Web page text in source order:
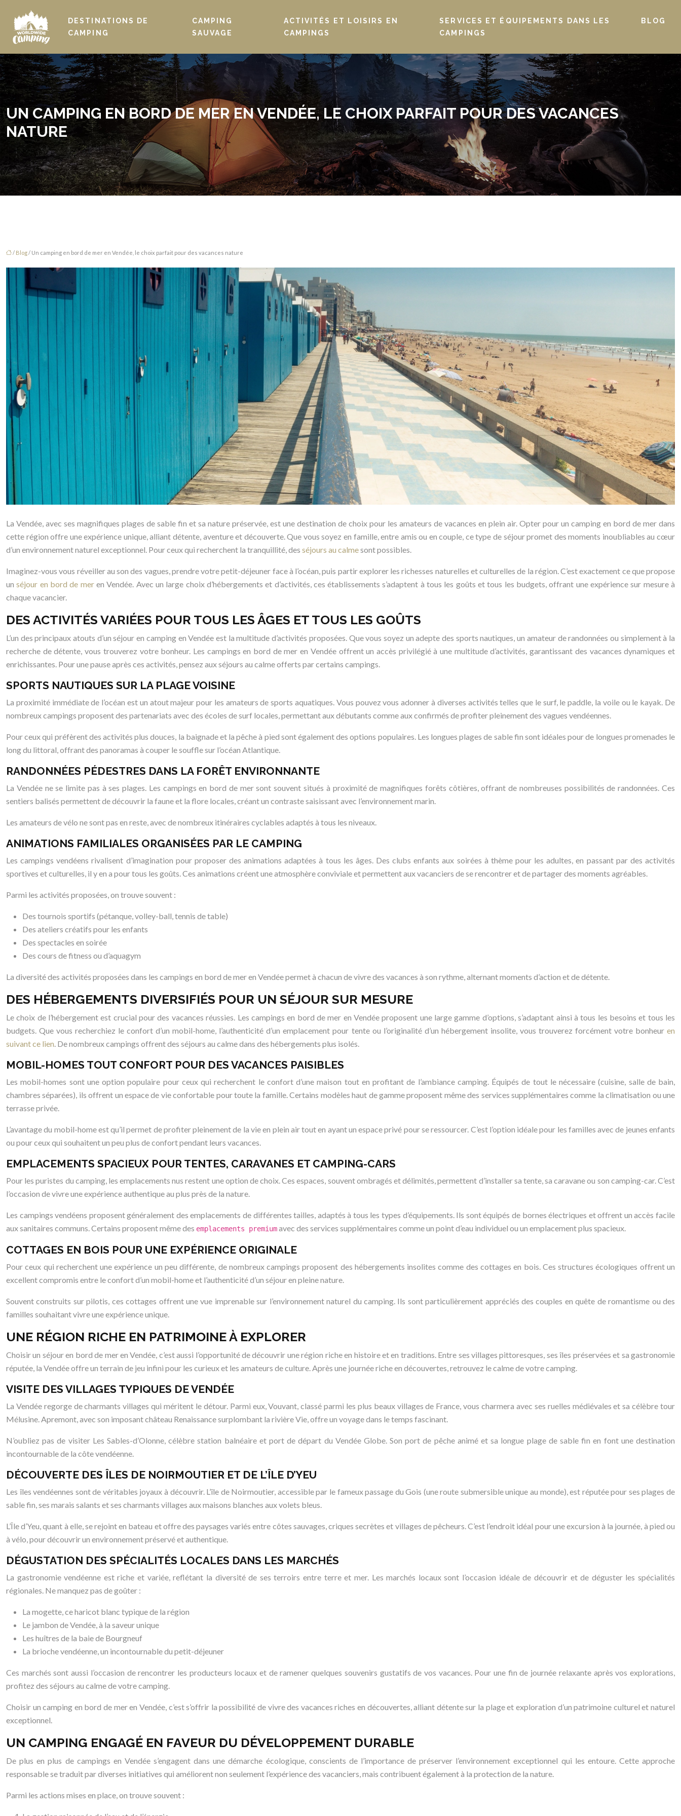
DESTINATIONS DE
CAMPING
CAMPING
SAUVAGE
ACTIVITÉS ET LOISIRS EN
CAMPINGS
SERVICES ET ÉQUIPEMENTS DANS LES
CAMPINGS
BLOG
UN CAMPING EN BORD DE MER EN VENDÉE, LE CHOIX PARFAIT POUR DES VACANCES
NATURE
/ Blog/ Un camping en bord de mer en Vendée, le choix parfait pour des vacances nature
La Vendée, avec ses magnifiques plages de sable fin et sa nature préservée, est une destination de choix pour les amateurs de vacances en plein air. Opter pour un camping en bord de mer dans
cette région offre une expérience unique, alliant détente, aventure et découverte. Que vous soyez en famille, entre amis ou en couple, ce type de séjour promet des moments inoubliables au cœur
d’un environnement naturel exceptionnel. Pour ceux qui recherchent la tranquillité, des séjours au calmesont possibles.
Imaginez-vous vous réveiller au son des vagues, prendre votre petit-déjeuner face à l’océan, puis partir explorer les richesses naturelles et culturelles de la région. C’est exactement ce que propose
unséjour en bord de meren Vendée. Avec un large choix d’hébergements et d’activités, ces établissements s’adaptent à tous les goûts et tous les budgets, offrant une expérience sur mesure à
chaque vacancier.
DES ACTIVITÉS VARIÉES POUR TOUS LES ÂGES ET TOUS LES GOÛTS
L’un des principaux atouts d’un séjour en camping en Vendée est la multitude d’activités proposées. Que vous soyez un adepte des sports nautiques, un amateur de randonnées ou simplement à la
recherche de détente, vous trouverez votre bonheur. Les campings en bord de mer en Vendée offrent un accès privilégié à une multitude d’activités, garantissant des vacances dynamiques et
enrichissantes. Pour une pause après ces activités, pensez aux séjours au calme offerts par certains campings.
SPORTS NAUTIQUES SUR LA PLAGE VOISINE
La proximité immédiate de l’océan est un atout majeur pour les amateurs de sports aquatiques. Vous pouvez vous adonner à diverses activités telles que le surf, le paddle, la voile ou le kayak. De
nombreux campings proposent des partenariats avec des écoles de surf locales, permettant aux débutants comme aux confirmés de profiter pleinement des vagues vendéennes.
Pour ceux qui préfèrent des activités plus douces, la baignade et la pêche à pied sont également des options populaires. Les longues plages de sable fin sont idéales pour de longues promenades le
long du littoral, offrant des panoramas à couper le souffle sur l’océan Atlantique.
RANDONNÉES PÉDESTRES DANS LA FORÊT ENVIRONNANTE
La Vendée ne se limite pas à ses plages. Les campings en bord de mer sont souvent situés à proximité de magnifiques forêts côtières, offrant de nombreuses possibilités de randonnées. Ces
sentiers balisés permettent de découvrir la faune et la flore locales, créant un contraste saisissant avec l’environnement marin.
Les amateurs de vélo ne sont pas en reste, avec de nombreux itinéraires cyclables adaptés à tous les niveaux.
ANIMATIONS FAMILIALES ORGANISÉES PAR LE CAMPING
Les campings vendéens rivalisent d’imagination pour proposer des animations adaptées à tous les âges. Des clubs enfants aux soirées à thème pour les adultes, en passant par des activités
sportives et culturelles, il y en a pour tous les goûts. Ces animations créent une atmosphère conviviale et permettent aux vacanciers de se rencontrer et de partager des moments agréables.
Parmi les activités proposées, on trouve souvent :
Des tournois sportifs (pétanque, volley-ball, tennis de table)
Des ateliers créatifs pour les enfants
Des spectacles en soirée
Des cours de fitness ou d’aquagym
La diversité des activités proposées dans les campings en bord de mer en Vendée permet à chacun de vivre des vacances à son rythme, alternant moments d’action et de détente.
DES HÉBERGEMENTS DIVERSIFIÉS POUR UN SÉJOUR SUR MESURE
Le choix de l’hébergement est crucial pour des vacances réussies. Les campings en bord de mer en Vendée proposent une large gamme d’options, s’adaptant ainsi à tous les besoins et tous les
budgets. Que vous recherchiez le confort d’un mobil-home, l’authenticité d’un emplacement pour tente ou l’originalité d’un hébergement insolite, vous trouverez forcément votre bonheur en
suivant ce lien . De nombreux campings offrent des séjours au calme dans des hébergements plus isolés.
MOBIL-HOMES TOUT CONFORT POUR DES VACANCES PAISIBLES
Les mobil-homes sont une option populaire pour ceux qui recherchent le confort d’une maison tout en profitant de l’ambiance camping. Équipés de tout le nécessaire (cuisine, salle de bain,
chambres séparées), ils offrent un espace de vie confortable pour toute la famille. Certains modèles haut de gamme proposent même des services supplémentaires comme la climatisation ou une
terrasse privée.
L’avantage du mobil-home est qu’il permet de profiter pleinement de la vie en plein air tout en ayant un espace privé pour se ressourcer. C’est l’option idéale pour les familles avec de jeunes enfants
ou pour ceux qui souhaitent un peu plus de confort pendant leurs vacances.
EMPLACEMENTS SPACIEUX POUR TENTES, CARAVANES ET CAMPING-CARS
Pour les puristes du camping, les emplacements nus restent une option de choix. Ces espaces, souvent ombragés et délimités, permettent d’installer sa tente, sa caravane ou son camping-car. C’est
l’occasion de vivre une expérience authentique au plus près de la nature.
Les campings vendéens proposent généralement des emplacements de différentes tailles, adaptés à tous les types d’équipements. Ils sont équipés de bornes électriques et offrent un accès facile
aux sanitaires communs. Certains proposent même des emplacements premiumavec des services supplémentaires comme un point d’eau individuel ou un emplacement plus spacieux.
COTTAGES EN BOIS POUR UNE EXPÉRIENCE ORIGINALE
Pour ceux qui recherchent une expérience un peu différente, de nombreux campings proposent des hébergements insolites comme des cottages en bois. Ces structures écologiques offrent un
excellent compromis entre le confort d’un mobil-home et l’authenticité d’un séjour en pleine nature.
Souvent construits sur pilotis, ces cottages offrent une vue imprenable sur l’environnement naturel du camping. Ils sont particulièrement appréciés des couples en quête de romantisme ou des
familles souhaitant vivre une expérience unique.
UNE RÉGION RICHE EN PATRIMOINE À EXPLORER
Choisir un séjour en bord de mer en Vendée, c’est aussi l’opportunité de découvrir une région riche en histoire et en traditions. Entre ses villages pittoresques, ses îles préservées et sa gastronomie
réputée, la Vendée offre un terrain de jeu infini pour les curieux et les amateurs de culture. Après une journée riche en découvertes, retrouvez le calme de votre camping.
VISITE DES VILLAGES TYPIQUES DE VENDÉE
La Vendée regorge de charmants villages qui méritent le détour. Parmi eux, Vouvant, classé parmi les plus beaux villages de France, vous charmera avec ses ruelles médiévales et sa célèbre tour
Mélusine. Apremont, avec son imposant château Renaissance surplombant la rivière Vie, offre un voyage dans le temps fascinant.
N’oubliez pas de visiter Les Sables-d’Olonne, célèbre station balnéaire et port de départ du Vendée Globe. Son port de pêche animé et sa longue plage de sable fin en font une destination
incontournable de la côte vendéenne.
DÉCOUVERTE DES ÎLES DE NOIRMOUTIER ET DE L’ÎLE D’YEU
Les îles vendéennes sont de véritables joyaux à découvrir. L’île de Noirmoutier, accessible par le fameux passage du Gois (une route submersible unique au monde), est réputée pour ses plages de
sable fin, ses marais salants et ses charmants villages aux maisons blanches aux volets bleus.
L’Île d’Yeu, quant à elle, se rejoint en bateau et offre des paysages variés entre côtes sauvages, criques secrètes et villages de pêcheurs. C’est l’endroit idéal pour une excursion à la journée, à pied ou
à vélo, pour découvrir un environnement préservé et authentique.
DÉGUSTATION DES SPÉCIALITÉS LOCALES DANS LES MARCHÉS
La gastronomie vendéenne est riche et variée, reflétant la diversité de ses terroirs entre terre et mer. Les marchés locaux sont l’occasion idéale de découvrir et de déguster les spécialités
régionales. Ne manquez pas de goûter :
La mogette, ce haricot blanc typique de la région
Le jambon de Vendée, à la saveur unique
Les huîtres de la baie de Bourgneuf
La brioche vendéenne, un incontournable du petit-déjeuner
Ces marchés sont aussi l’occasion de rencontrer les producteurs locaux et de ramener quelques souvenirs gustatifs de vos vacances. Pour une fin de journée relaxante après vos explorations,
profitez des séjours au calme de votre camping.
Choisir un camping en bord de mer en Vendée, c’est s’offrir la possibilité de vivre des vacances riches en découvertes, alliant détente sur la plage et exploration d’un patrimoine culturel et naturel
exceptionnel.
UN CAMPING ENGAGÉ EN FAVEUR DU DÉVELOPPEMENT DURABLE
De plus en plus de campings en Vendée s’engagent dans une démarche écologique, conscients de l’importance de préserver l’environnement exceptionnel qui les entoure. Cette approche
responsable se traduit par diverses initiatives qui améliorent non seulement l’expérience des vacanciers, mais contribuent également à la protection de la nature.
Parmi les actions mises en place, on trouve souvent :